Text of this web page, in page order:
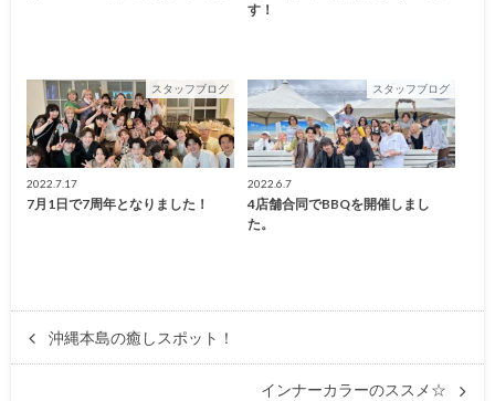
す！
スタッフブログ
2022.7.17
7月1日で7周年となりました！
スタッフブログ
2022.6.7
4店舗合同でBBQを開催しまし
た。
沖縄本島の癒しスポット！
インナーカラーのススメ☆